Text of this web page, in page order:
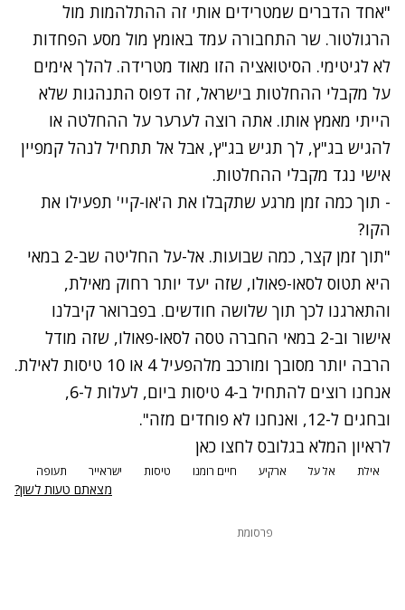
"אחד הדברים שמטרידים אותי זה ההתלהמות מול
הרגולטור. שר התחבורה עמד באומץ מול מסע הפחדות
לא לגיטימי. הסיטואציה הזו מאוד מטרידה. להלך אימים
על מקבלי ההחלטות בישראל, זה דפוס התנהגות שלא
הייתי מאמץ אותו. אתה רוצה לערער על ההחלטה או
להגיש בג"ץ, לך תגיש בג"ץ, אבל אל תתחיל לנהל קמפיין
אישי נגד מקבלי ההחלטות.
- תוך כמה זמן מרגע שתקבלו את ה'או-קיי' תפעילו את
הקו?
"תוך זמן קצר, כמה שבועות. אל-על החליטה שב-2 במאי
היא תטוס לסאו-פאולו, שזה יעד יותר רחוק מאילת,
והתארגנו לכך תוך שלושה חודשים. בפברואר קיבלנו
אישור וב-2 במאי החברה טסה לסאו-פאולו, שזה מודל
הרבה יותר מסובך ומורכב מלהפעיל 4 או 10 טיסות לאילת.
אנחנו רוצים להתחיל ב-4 טיסות ביום, לעלות ל-6,
ובחגים ל-12, ואנחנו לא פוחדים מזה".
לראיון המלא בגלובס לחצו כאן
אילת אל על ארקיע חיים רומנו טיסות ישראייר תעופה
מצאתם טעות לשון?
פרסומת